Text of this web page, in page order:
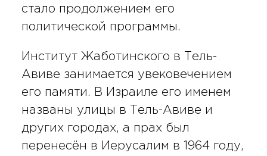
стало продолжением его
политической программы.
Институт Жаботинского в Тель-
Авиве занимается увековечением
его памяти. В Израиле его именем
названы улицы в Тель-Авиве и
других городах, а прах был
перенесён в Иерусалим в 1964 году,